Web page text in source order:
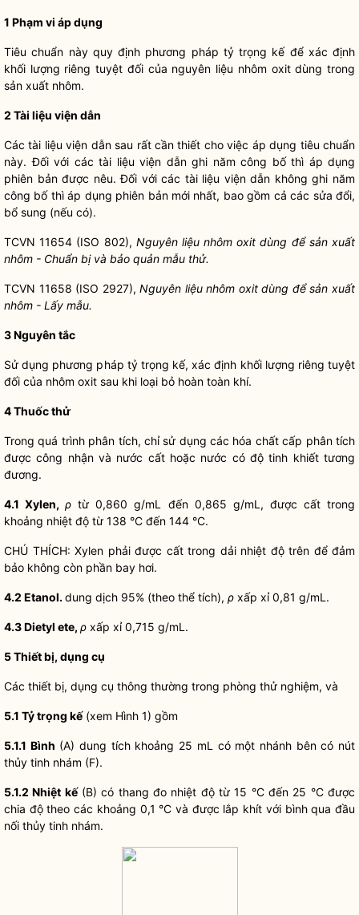
1 Phạm vi áp dụng
Tiêu chuẩn này quy định phương pháp tỷ trọng kế để xác định
khối lượng riêng tuyệt đối của nguyên liệu nhôm oxit dùng trong
sản xuất nhôm.
2 Tài liệu viện dẫn
Các tài liệu viện dẫn sau rất cần thiết cho việc áp dụng tiêu chuẩn
này. Đối với các tài liệu viện dẫn ghi năm công bố thì áp dụng
phiên bản được nêu. Đối với các tài liệu viện dẫn không ghi năm
công bố thì áp dụng phiên bản mới nhất, bao gồm cả các sửa đổi,
bổ sung (nếu có).
TCVN 11654 (ISO 802), Nguyên liệu nhôm oxit dùng để sản xuất
nhôm - Chuẩn bị và bảo quản mẫu thử.
TCVN 11658 (ISO 2927),Nguyên liệu nhôm oxit dùng để sản xuất
nhôm - L ấy mẫu.
3Nguyên tắc
Sử dụng phương pháp tỷ trọng kế, xác định khối lượng riêng tuyệt
đối của nhôm oxit sau khi loại bỏ hoàn toàn khí.
4Thuốc thử
Trong quá trình phân tích, chỉ sử dụng các hóa chất cấp phân tích
được công nhận và nước cất hoặc nước có độ tinh khiết tương
đương.
4.1 Xylen,ρ từ 0,860 g/mL đến 0,865 g/mL, được cất trong
khoảng nhiệt độ từ 138 °C đến 144 °C.
CHÚ THÍCH: Xylen phải được cất trong dải nhiệt độ trên để đảm
bảo không còn phần bay hơi.
4.2 Etanol.dung dịch 95% (theo thể tích), ρ xấp xỉ 0,81 g/mL.
4.3Dietyl ete, ρ xấp xỉ 0,715 g/mL.
5Thiết bị, dụng cụ
Các thiết bị, dụng cụ thông thường trong phòng thử nghiệm, và
5.1 Tỷ trọng kế(xem Hình 1) gồm
5.1.1 Bình (A) dung tích khoảng 25 mL có một nhánh bên có nút
thủy tinh nhám (F).
5.1.2Nhiệt kế(B) có thang đo nhiệt độ từ 15 °C đến 25 °C được
chia độ theo các khoảng 0,1 °C và được lắp khít với bình qua đầu
nối thủy tinh nhám.